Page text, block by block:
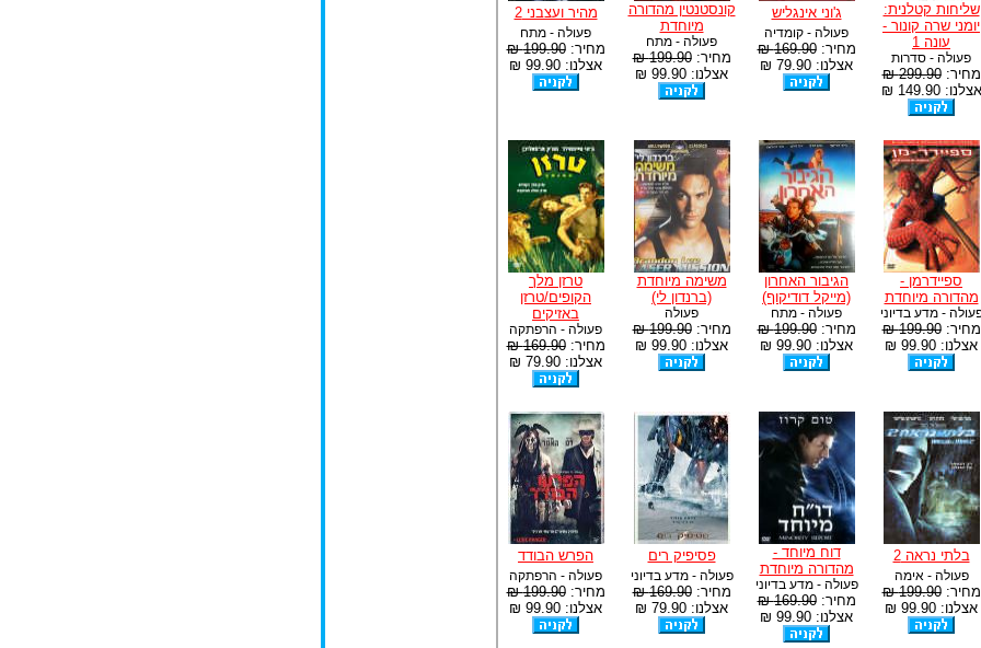
שליחות קטלנית:
יומני שרה קונור -
עונה 1
פעולה - סדרות
מחיר:299.90 ₪
אצלנו: 149.90 ₪
ג'וני אינגליש
פעולה - קומדיה
מחיר:169.90 ₪
אצלנו: 79.90 ₪
קונסטנטין מהדורה
מיוחדת
פעולה - מתח
מחיר:199.90 ₪
אצלנו: 99.90 ₪
מהיר ועצבני 2
פעולה - מתח
מחיר:199.90 ₪
אצלנו: 99.90 ₪
ספיידרמן -
מהדורה מיוחדת
- מדע בדיוני
מחיר:199.90 ₪
אצלנו: 99.90 ₪
הגיבור האחרון
(מייקל דודיקוף)
פעולה - מתח
מחיר:199.90 ₪
אצלנו: 99.90 ₪
משימה מיוחדת
(ברנדון לי)
פעולה
מחיר:199.90 ₪
אצלנו: 99.90 ₪
טרזן מלך
הקופים/טרזן
באזיקים
פעולה - הרפתקה
מחיר:169.90 ₪
אצלנו: 79.90 ₪
בלתי נראה 2
פעולה - אימה
מחיר:199.90 ₪
אצלנו: 99.90 ₪
דוח מיוחד -
מהדורה מיוחדת
פעולה - מדע בדיוני
מחיר:169.90 ₪
אצלנו: 99.90 ₪
פסיפיק רים
פעולה - מדע בדיוני
מחיר:169.90 ₪
אצלנו: 79.90 ₪
הפרש הבודד
פעולה - הרפתקה
מחיר:199.90 ₪
אצלנו: 99.90 ₪